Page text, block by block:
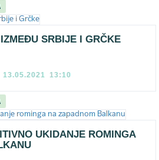
SRBIJE I GRČKE
13.05.2021 13:10
UKIDANJE ROMINGA